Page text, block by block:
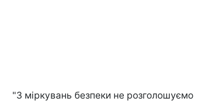
"З міркувань безпеки не розголошуємо